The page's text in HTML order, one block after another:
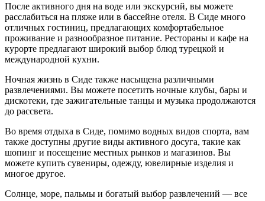
После активного дня на воде или экскурсий, вы можете
расслабиться на пляже или в бассейне отеля. В Сиде много
отличных гостиниц, предлагающих комфортабельное
проживание и разнообразное питание. Рестораны и кафе на
курорте предлагают широкий выбор блюд турецкой и
международной кухни.
Ночная жизнь в Сиде также насыщена различными
развлечениями. Вы можете посетить ночные клубы, бары и
дискотеки, где зажигательные танцы и музыка продолжаются
до рассвета.
Во время отдыха в Сиде, помимо водных видов спорта, вам
также доступны другие виды активного досуга, такие как
шопинг и посещение местных рынков и магазинов. Вы
можете купить сувениры, одежду, ювелирные изделия и
многое другое.
Солнце, море, пальмы и богатый выбор развлечений — все